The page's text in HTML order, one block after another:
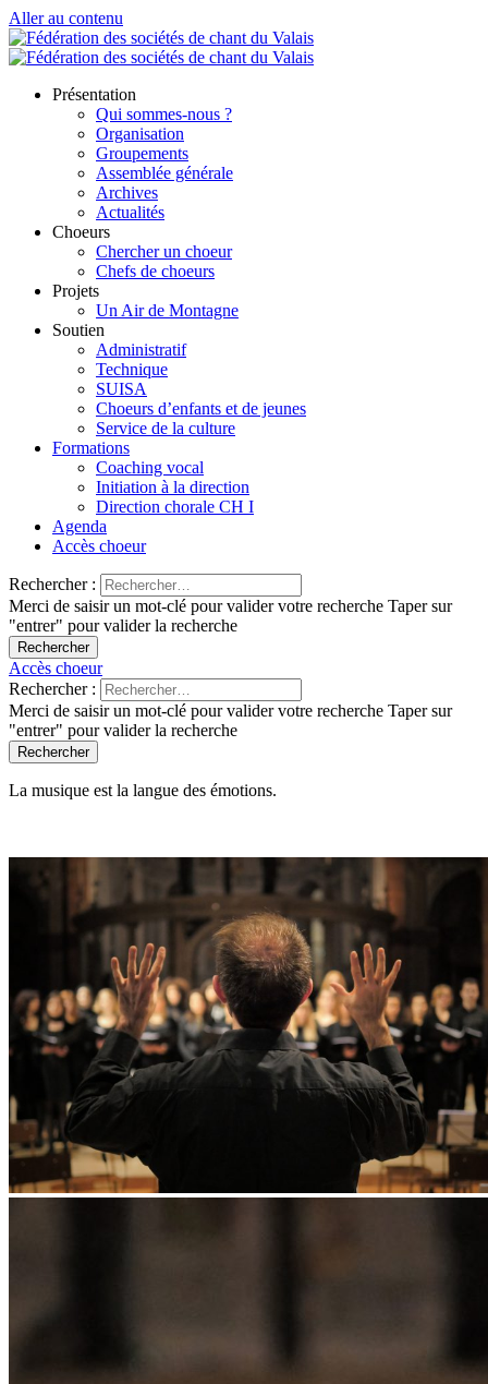
Aller au contenu
Présentation
Qui sommes-nous ?
Organisation
Groupements
Assemblée générale
Archives
Actualités
Choeurs
Chercher un choeur
Chefs de choeurs
Projets
Un Air de Montagne
Soutien
Administratif
Technique
SUISA
Choeurs d’enfants et de jeunes
Service de la culture
Formations
Coaching vocal
Initiation à la direction
Direction chorale CH I
Agenda
Accès choeur
Rechercher :
Merci de saisir un mot-clé pour valider votre recherche Taper sur
"entrer" pour valider la recherche
Accès choeur
Rechercher :
Merci de saisir un mot-clé pour valider votre recherche Taper sur
"entrer" pour valider la recherche
La musique est la langue des émotions.